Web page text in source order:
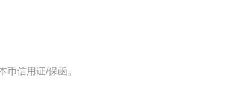
币信用证/保函。